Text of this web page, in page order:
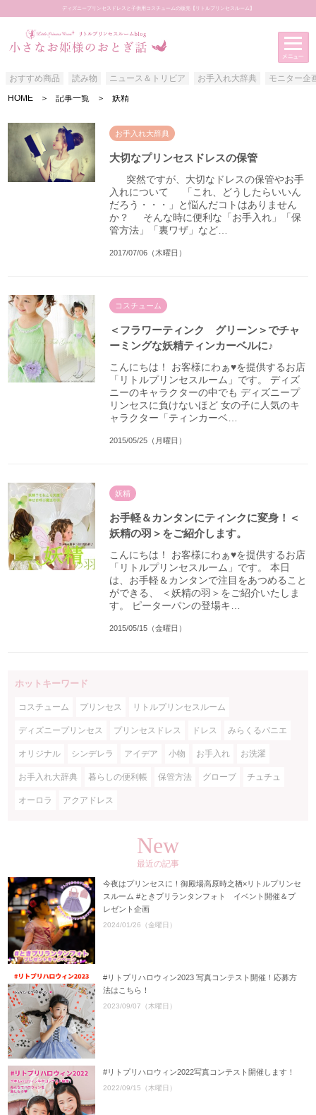
ディズニープリンセスドレスと子供用コスチュームの販売【リトルプリンセスルーム】
おすすめ商品 読み物 ニュース＆トリビア お手入れ大辞典 モニター企
HOME ＞ 記事一覧 ＞ 妖精
お手入れ大辞典
大切なプリンセスドレスの保管
突然ですが、大切なドレスの保管やお手
入れについて 「これ、どうしたらいいん
だろう・・・」と悩んだコトはありません
か？ そんな時に便利な「お手入れ」「保
管方法」「裏ワザ」など…
2017/07/06（木曜日）
コスチューム
＜フラワーティンク グリーン＞でチャ
ーミングな妖精ティンカーベルに♪
こんにちは！ お客様にわぁ♥を提供するお店
「リトルプリンセスルーム」です。 ディズ
ニーのキャラクターの中でも ディズニープ
リンセスに負けないほど 女の子に人気のキ
ャラクター「ティンカーベ…
2015/05/25（月曜日）
妖精
お手軽＆カンタンにティンクに変身！＜
妖精の羽＞をご紹介します。
こんにちは！ お客様にわぁ♥を提供するお店
「リトルプリンセスルーム」です。 本日
は、お手軽＆カンタンで注目をあつめること
ができる、 ＜妖精の羽＞をご紹介いたしま
す。 ピーターパンの登場キ…
2015/05/15（金曜日）
ホットキーワード
コスチューム プリンセス リトルプリンセスルーム
ディズニープリンセス プリンセスドレス ドレス みらくるパニエ
オリジナル シンデレラ アイデア 小物 お手入れ お洗濯
お手入れ大辞典 暮らしの便利帳 保管方法 グローブ チュチュ
オーロラ アクアドレス
New
最近の記事
今夜はプリンセスに！御殿場高原時之栖×リトルプリンセ
スルーム #ときプリランタンフォト イベント開催＆プ
レゼント企画
2024/01/26（金曜日）
#リトプリハロウィン2023 写真コンテスト開催！応募方
法はこちら！
2023/09/07（木曜日）
#リトプリハロウィン2022写真コンテスト開催します！
2022/09/15（木曜日）
おすすめ商品
読み物
ニュース＆トリビア
お手入れ大辞典
モニター企画